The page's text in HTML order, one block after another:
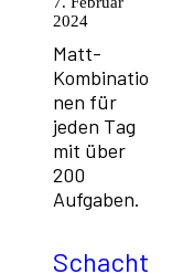
2024
Matt-
Kombinatio
nen für
jeden Tag
mit über
200
Aufgaben.
Schacht